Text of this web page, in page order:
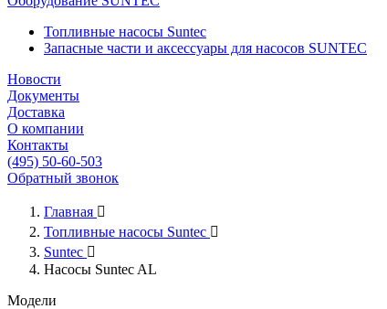
Топливные насосы Suntec
Запасные части и аксессуары для насосов SUNTEC
Новости
Документы
Доставка
О компании
Контакты
(495) 50-60-503
Обратный звонок
Главная 
Топливные насосы Suntec 
Suntec 
Насосы Suntec AL
Модели